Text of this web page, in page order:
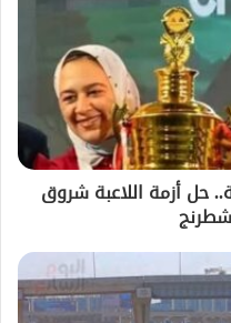
حل أزمة اللاعبة شروق